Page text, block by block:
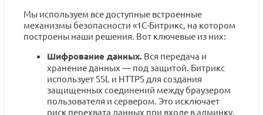
Мы используем все доступные встроенные
механизмы безопасности «1С-Битрикс, на котором
построены наши решения. Вот ключевые из них:
Шифрование данных. Вся передача и
хранение данных — под защитой. Битрикс
использует SSL и HTTPS для создания
защищенных соединений между браузером
пользователя и сервером. Это исключает
риск перехвата данных при входе в админку,